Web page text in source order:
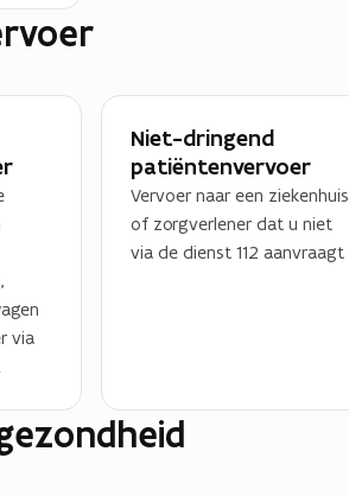
via
Niet-dringend
patiëntenvervoer
Vervoer naar een ziekenhuis
of zorgverlener dat u niet
via de dienst 112 aanvraagt